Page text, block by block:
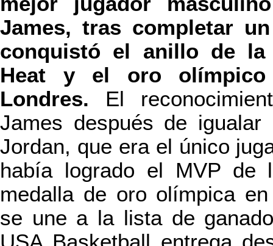
James, tras completar
conquistó el anillo de
Heat y el oro
Londres.
El
James después de
Jordan, que era el único
había logrado el MVP
medalla de oro olímpica
se une a la lista de